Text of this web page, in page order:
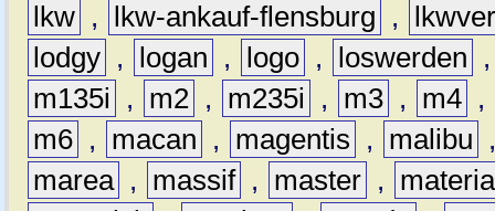
lkw , lkw-ankauf-flensburg ,
lodgy , logan , logo , loswerden
m135i
, m2 , m235i , m3 , m4 ,
m6 , macan , magentis , malibu
marea , massif , master ,
materia